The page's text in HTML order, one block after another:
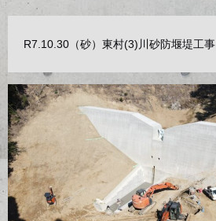
R7.10.30（砂）東村(3)川砂防堰堤工事